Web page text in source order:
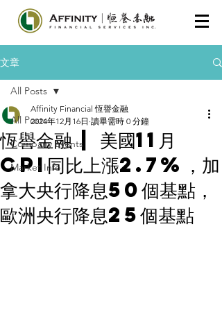
文章
All Posts
Company Events
Market Info
All Posts
恆譽金融 | 美國11月
CPI同比上漲2.7%，加
拿大央行降息50個基點，
歐洲央行降息25個基點
Affinity Financial 恆譽金融
2024年12月16日 讀畢需時 0 分鐘